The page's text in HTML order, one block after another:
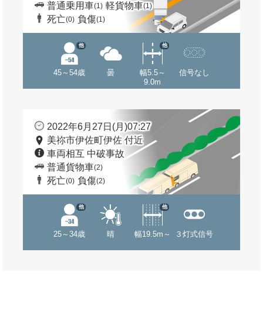
普通乗用車(1) 軽貨物車(1)
死亡(0) 負傷(1)
45～54歳
他
曇
幅5.5～
9.0m
他
信号なし
2022年6月27日(月)07:27
美祢市伊佐町伊佐 付近
車両相互 中破事故
普通貨物車(2)
死亡(0) 負傷(2)
25～34歳
他
晴 幅19.5m～
他
３灯式信号